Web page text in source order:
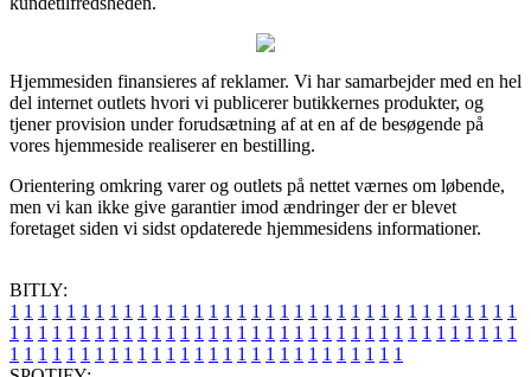
Hjemmesiden finansieres af reklamer. Vi har samarbejder med en hel
del internet outlets hvori vi publicerer butikkernes produkter, og
tjener provision under forudsætning af at en af de besøgende på
vores hjemmeside realiserer en bestilling.
Orientering omkring varer og outlets på nettet værnes om løbende,
men vi kan ikke give garantier imod ændringer der er blevet
foretaget siden vi sidst opdaterede hjemmesidens informationer.
BITLY:
1 1 1 1 1 1 1 1 1 1 1 1 1 1 1 1 1 1 1 1 1 1 1 1 1 1 1 1 1 1 1 1 1 1 1 1
1 1 1 1 1 1 1 1 1 1 1 1 1 1 1 1 1 1 1 1 1 1 1 1 1 1 1 1 1 1 1 1 1 1 1 1
1 1 1 1 1 1 1 1 1 1 1 1 1 1 1 1 1 1 1 1 1 1 1 1 1 1 1 1